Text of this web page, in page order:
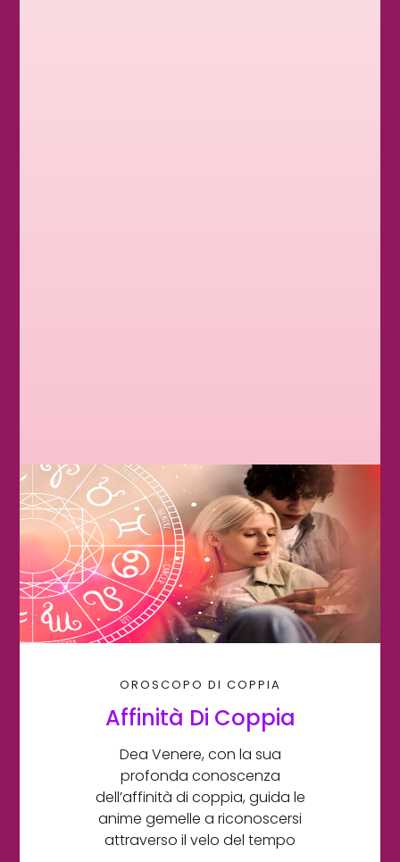
OROSCOPO DI COPPIA
Affinità Di Coppia
Dea Venere, con la sua
profonda conoscenza
dell’affinità di coppia, guida le
anime gemelle a riconoscersi
attraverso il velo del tempo